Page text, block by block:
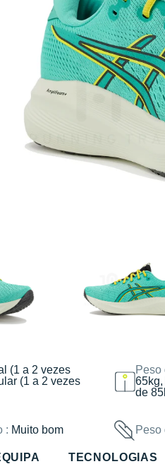
(1 a 2 vezes
(1 a 2 vezes
Peso
de
: Muito bom Peso
TECNOLOGIAS